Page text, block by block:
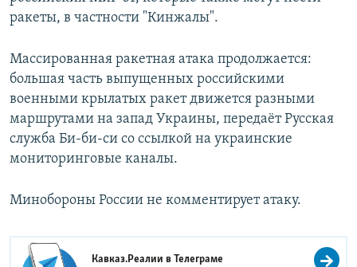
ракеты, в частности "Кинжалы".
Массированная ракетная атака продолжается:
большая часть выпущенных российскими
военными крылатых ракет движется разными
маршрутами на запад Украины, передаёт Русская
служба Би-би-си со ссылкой на украинские
мониторинговые каналы.
Минобороны России не комментирует атаку.
Кавказ.Реалии вТелеграме